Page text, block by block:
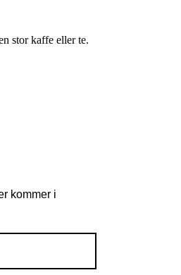
stor kaffe eller te.
kommer i